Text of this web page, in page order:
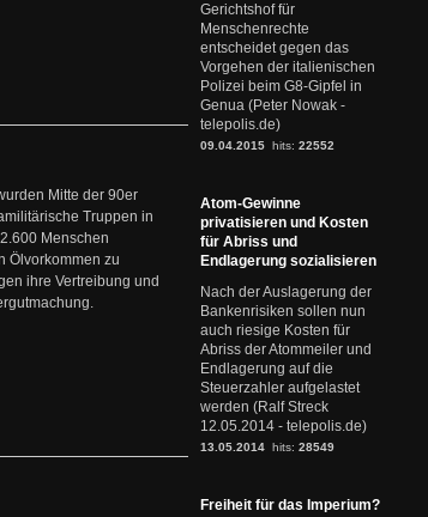
Mitte der 90er
Truppen in
Menschen
Ölvorkommen zu
ihre Vertreibung und
Gerichtshof für
Menschenrechte
entscheidet gegen das
Vorgehen der italienischen
Polizei beim G8-Gipfel in
Genua (Peter Nowak -
telepolis.de)
09.04.2015 hits: 22552
Atom-Gewinne
privatisieren und Kosten
für Abriss und
Endlagerung sozialisieren
Nach der Auslagerung der
Bankenrisiken sollen nun
auch riesige Kosten für
Abriss der Atommeiler und
Endlagerung auf die
Steuerzahler aufgelastet
werden (Ralf Streck
12.05.2014 - telepolis.de)
13.05.2014 hits: 28549
Freiheit für das Imperium?